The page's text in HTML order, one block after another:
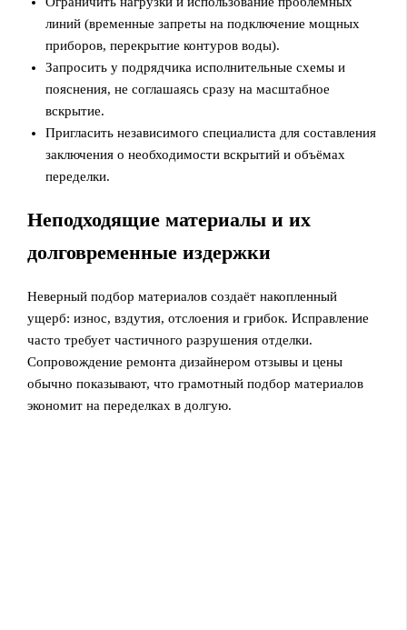
линий (временные запреты на подключение мощных
приборов, перекрытие контуров воды).
Запросить у подрядчика исполнительные схемы и
пояснения, не соглашаясь сразу на масштабное
вскрытие.
Пригласить независимого специалиста для составления
заключения о необходимости вскрытий и объёмах
переделки.
Неподходящие материалы и их
долговременные издержки
Неверный подбор материалов создаёт накопленный
ущерб: износ, вздутия, отслоения и грибок. Исправление
часто требует частичного разрушения отделки.
Сопровождение ремонта дизайнером отзывы и цены
обычно показывают, что грамотный подбор материалов
экономит на переделках в долгую.